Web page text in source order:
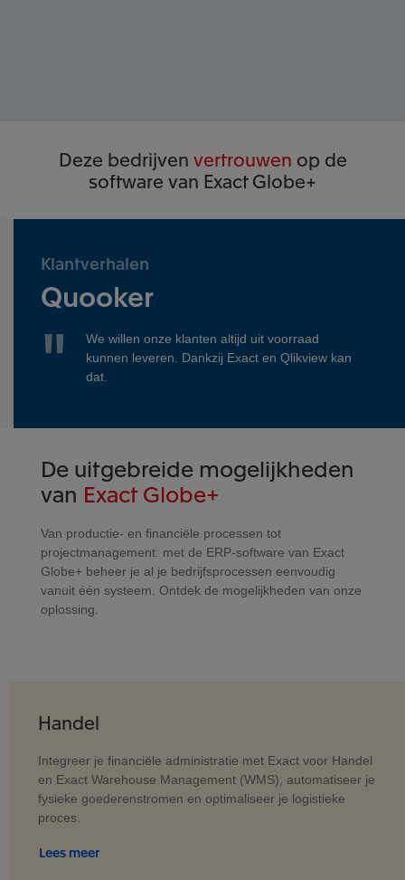
Deze bedrijven vertrouwen op de
software van Exact Globe+
Klantverhalen
Quooker
We willen onze klanten altijd uit voorraad
kunnen leveren. Dankzij Exact en Qlikview kan
dat.
De uitgebreide mogelijkheden
van Exact Globe+
Van productie- en financiële processen tot
projectmanagement: met de ERP-software van Exact
Globe+ beheer je al je bedrijfsprocessen eenvoudig
vanuit één systeem. Ontdek de mogelijkheden van onze
oplossing.
Handel
Integreer je financiële administratie met Exact voor Handel
en Exact Warehouse Management (WMS), automatiseer je
fysieke goederenstromen en optimaliseer je logistieke
proces.
Lees meer